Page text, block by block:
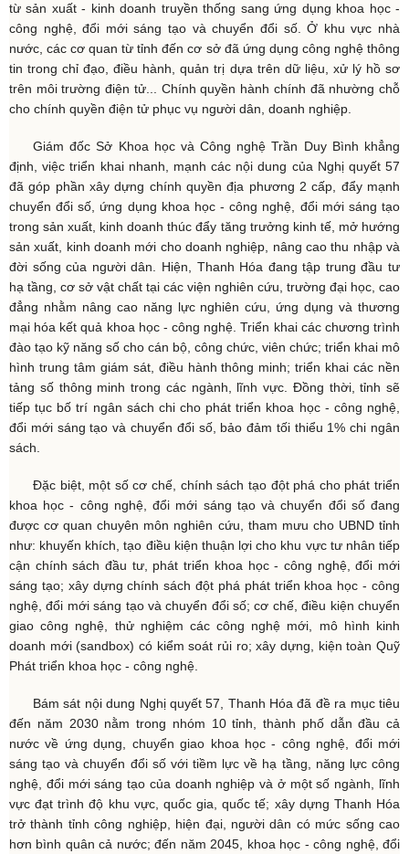
từ sản xuất - kinh doanh truyền thống sang ứng dụng khoa học -
công nghệ, đổi mới sáng tạo và chuyển đổi số. Ở khu vực nhà
nước, các cơ quan từ tỉnh đến cơ sở đã ứng dụng công nghệ thông
tin trong chỉ đạo, điều hành, quản trị dựa trên dữ liệu, xử lý hồ sơ
trên môi trường điện tử... Chính quyền hành chính đã nhường chỗ
cho chính quyền điện tử phục vụ người dân, doanh nghiệp.
Giám đốc Sở Khoa học và Công nghệ Trần Duy Bình khẳng
định, việc triển khai nhanh, mạnh các nội dung của Nghị quyết 57
đã góp phần xây dựng chính quyền địa phương 2 cấp, đẩy mạnh
chuyển đổi số, ứng dụng khoa học - công nghệ, đổi mới sáng tạo
trong sản xuất, kinh doanh thúc đẩy tăng trưởng kinh tế, mở hướng
sản xuất, kinh doanh mới cho doanh nghiệp, nâng cao thu nhập và
đời sống của người dân. Hiện, Thanh Hóa đang tập trung đầu tư
hạ tầng, cơ sở vật chất tại các viện nghiên cứu, trường đại học, cao
đẳng nhằm nâng cao năng lực nghiên cứu, ứng dụng và thương
mại hóa kết quả khoa học - công nghệ. Triển khai các chương trình
đào tạo kỹ năng số cho cán bộ, công chức, viên chức; triển khai mô
hình trung tâm giám sát, điều hành thông minh; triển khai các nền
tảng số thông minh trong các ngành, lĩnh vực. Đồng thời, tỉnh sẽ
tiếp tục bố trí ngân sách chi cho phát triển khoa học - công nghệ,
đổi mới sáng tạo và chuyển đổi số, bảo đảm tối thiểu 1% chi ngân
sách.
Đặc biệt, một số cơ chế, chính sách tạo đột phá cho phát triển
khoa học - công nghệ, đổi mới sáng tạo và chuyển đổi số đang
được cơ quan chuyên môn nghiên cứu, tham mưu cho UBND tỉnh
như: khuyến khích, tạo điều kiện thuận lợi cho khu vực tư nhân tiếp
cận chính sách đầu tư, phát triển khoa học - công nghệ, đổi mới
sáng tạo; xây dựng chính sách đột phá phát triển khoa học - công
nghệ, đổi mới sáng tạo và chuyển đổi số; cơ chế, điều kiện chuyển
giao công nghệ, thử nghiệm các công nghệ mới, mô hình kinh
doanh mới (sandbox) có kiểm soát rủi ro; xây dựng, kiện toàn Quỹ
Phát triển khoa học - công nghệ.
Bám sát nội dung Nghị quyết 57, Thanh Hóa đã đề ra mục tiêu
đến năm 2030 nằm trong nhóm 10 tỉnh, thành phố dẫn đầu cả
nước về ứng dụng, chuyển giao khoa học - công nghệ, đổi mới
sáng tạo và chuyển đổi số với tiềm lực về hạ tầng, năng lực công
nghệ, đổi mới sáng tạo của doanh nghiệp và ở một số ngành, lĩnh
vực đạt trình độ khu vực, quốc gia, quốc tế; xây dựng Thanh Hóa
trở thành tỉnh công nghiệp, hiện đại, người dân có mức sống cao
hơn bình quân cả nước; đến năm 2045, khoa học - công nghệ, đổi